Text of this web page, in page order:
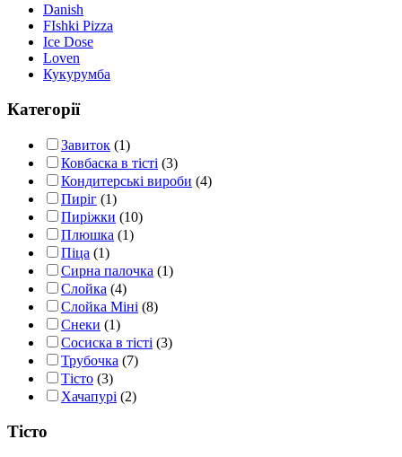
Danish
FIshki Pizza
Ice Dose
Loven
Кукурумба
Категорії
Завиток (1)
Ковбаска в тісті (3)
Кондитерські вироби (4)
Пиріг (1)
Пиріжки (10)
Плюшка (1)
Піца (1)
Сирна палочка (1)
Слойка (4)
Слойка Міні (8)
Снеки (1)
Сосиска в тісті (3)
Трубочка (7)
Тісто (3)
Хачапурі (2)
Тісто